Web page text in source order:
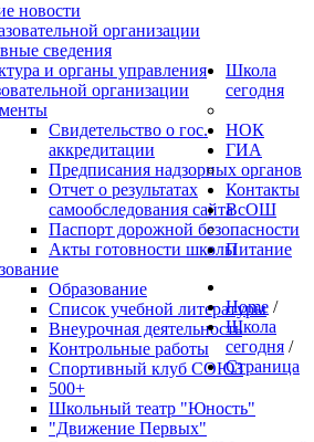
новости
организации
сведения
и органы управления
организации
Свидетельство о гос.
аккредитации
Предписания надзорных органов
Отчет о результатах
самообследования сайта
Паспорт дорожной безопасности
Акты готовности школы
Образование
Список учебной литературы
Внеурочная деятельность
Контрольные работы
Спортивный клуб СОЮЗ
500+
Школьный театр "Юность"
"Движение Первых"
Школа
сегодня
НОК
ГИА
Контакты
ВсОШ
Питание
Home /
Школа
сегодня /
Страница